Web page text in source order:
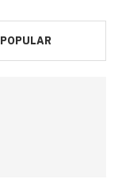
POPULAR